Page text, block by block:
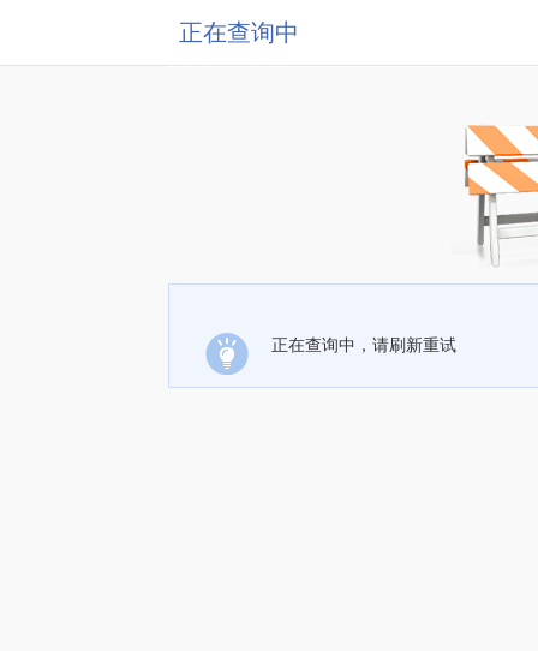
正在查询中
正在查询中，请刷新重试